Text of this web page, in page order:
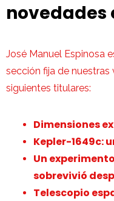
novedades
José Manuel Espinosa
sección fija de
siguientes titulares:
Dimensiones
Kepler-1649c:
Un
sobrevivió
Telescopio